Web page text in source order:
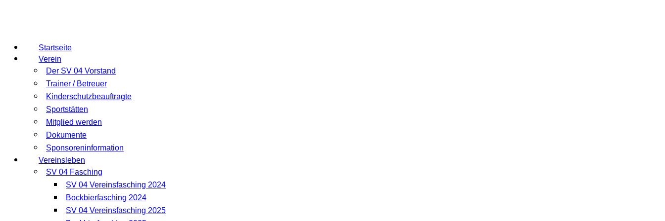
Startseite
Verein
Der SV 04 Vorstand
Trainer / Betreuer
Kinderschutzbeauftragte
Sportstätten
Mitglied werden
Dokumente
Sponsoreninformation
Vereinsleben
SV 04 Fasching
SV 04 Vereinsfasching 2024
Bockbierfasching 2024
SV 04 Vereinsfasching 2025